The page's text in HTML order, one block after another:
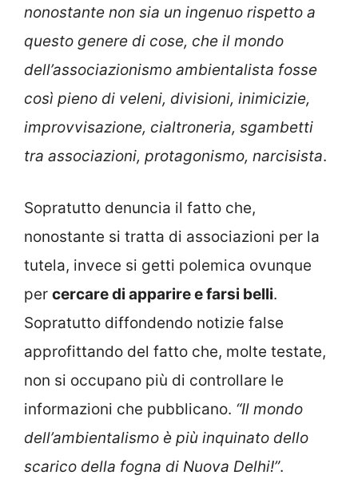
nonostante non sia un ingenuo rispetto a
questo genere di cose, che il mondo
dell’associazionismo ambientalista fosse
così pieno di veleni, divisioni, inimicizie,
improvvisazione, cialtroneria, sgambetti
tra associazioni, protagonismo, narcisista.
Sopratutto denuncia il fatto che,
nonostante si tratta di associazioni per la
tutela, invece si getti polemica ovunque
per cercare di apparire e farsi belli.
Sopratutto diffondendo notizie false
approfittando del fatto che, molte testate,
non si occupano più di controllare le
informazioni che pubblicano. “Il mondo
dell’ambientalismo è più inquinato dello
scarico della fogna di Nuova Delhi!”.